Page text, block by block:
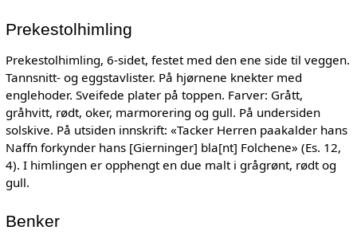
Prekestolhimling
Prekestolhimling, 6-sidet, festet med den ene side til veggen.
Tannsnitt- og eggstavlister. På hjørnene knekter med
englehoder. Sveifede plater på toppen. Farver: Grått,
gråhvitt, rødt, oker, marmorering og gull. På undersiden
solskive. På utsiden innskrift: «Tacker Herren paakalder hans
Naffn forkynder hans [Gierninger] bla[nt] Folchene» (Es. 12,
4). I himlingen er opphengt en due malt i grågrønt, rødt og
gull.
Benker